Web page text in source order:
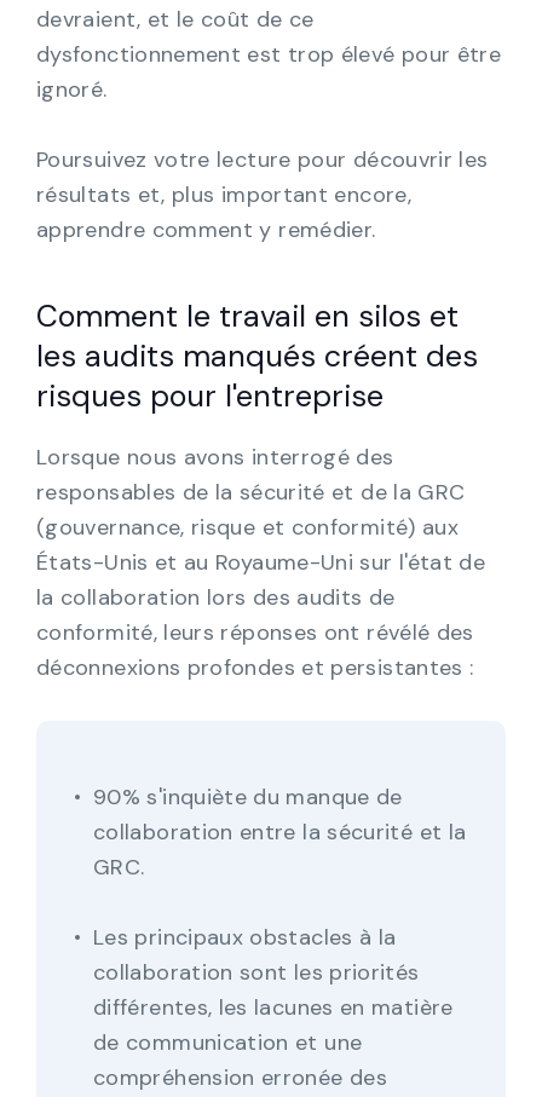
devraient, et le coût de ce
dysfonctionnement est trop élevé pour être
ignoré.
Poursuivez votre lecture pour découvrir les
résultats et, plus important encore,
apprendre comment y remédier.
Comment le travail en silos et
les audits manqués créent des
risques pour l'entreprise
Lorsque nous avons interrogé des
responsables de la sécurité et de la GRC
(gouvernance, risque et conformité) aux
États-Unis et au Royaume-Uni sur l'état de
la collaboration lors des audits de
conformité, leurs réponses ont révélé des
déconnexions profondes et persistantes :
90% s'inquiète du manque de
collaboration entre la sécurité et la
GRC.
Les principaux obstacles à la
collaboration sont les priorités
différentes, les lacunes en matière
de communication et une
compréhension erronée des